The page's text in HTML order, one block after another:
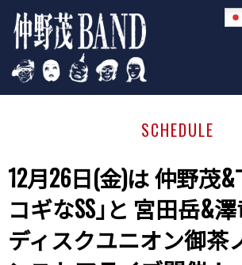
SCHEDULE
12月26日(金)は 仲野茂
コギなSS｣と 宮田岳&
ディスクユニオン御茶